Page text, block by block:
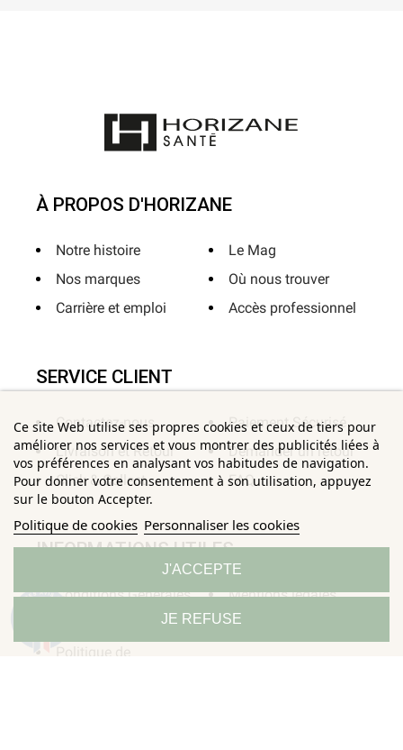
Ce site Web utilise ses propres cookies et ceux de tiers pour
améliorer nos services et vous montrer des publicités liées à
vos préférences en analysant vos habitudes de navigation.
Pour donner votre consentement à son utilisation, appuyez
sur le bouton Accepter.
Politique de cookies Personnaliser les cookies
JE REFUSE
J'ACCEPTE
À PROPOS D'HORIZANE
Notre histoire
Nos marques
Carrière et emploi
Le Mag
Où nous trouver
Accès professionnel
SERVICE CLIENT
Contactez-nous
Livraison et Retour
Click & Collect
Paiement Sécurisé
Demander un retour
FAQ
INFORMATIONS UTILES
Conditions Générales
Mentions légales
Sitemap